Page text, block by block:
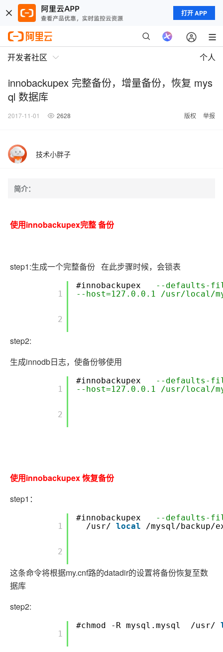
打开 APP
开发者社区 个人
innobackupex 完整备份，增量备份，恢复 mys
ql 数据库
2017-11-01 2628 版权 举报
技术小胖子
简介：
使用innobackupex完整 备份
step1:生成一个完整备份 在此步骤时候，会锁表
        1
        2
#innobackupex
--defaults-
--host=127.0.0.1 /usr/local/
step2:
生成innodb日志，使备份够使用
        1
        2
#innobackupex
--defaults-
--host=127.0.0.1 /usr/local/
使用innobackupex 恢复备份
step1：
        1
        2
#innobackupex
--defaults-
/usr/ local /mysql/backup/
这条命令将根据my.cnf路的datadir的设置将备份恢复至数
据库
step2:
        1
#chmod -R mysql.mysql /usr/